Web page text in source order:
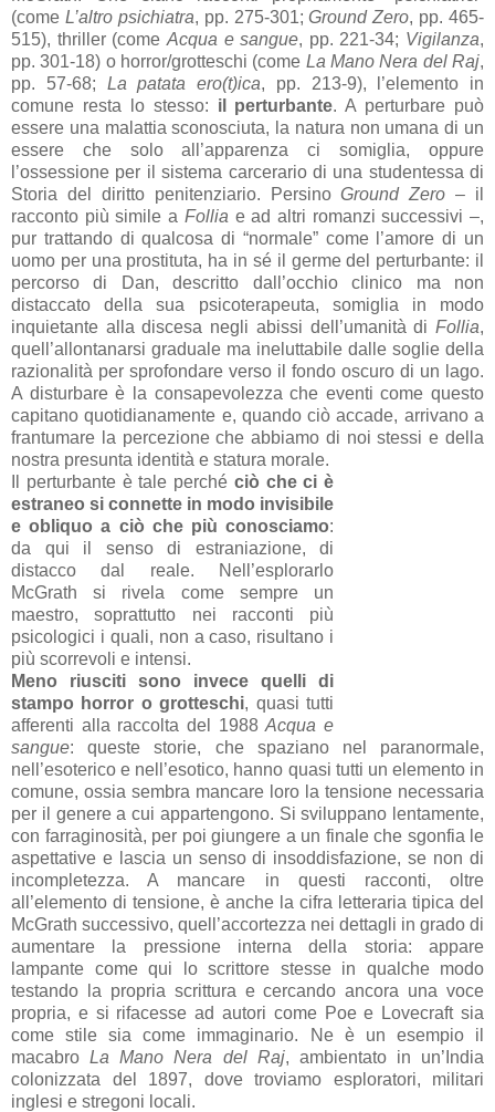
(come L’altro psichiatra, pp. 275-301;Ground Zero, pp. 465-
515), thriller (come Acqua e sangue, pp. 221-34; Vigilanza,
pp. 301-18) o horror/grotteschi (come La Mano Nera del Raj,
pp. 57-68; La patata ero(t)ica, pp. 213-9), l’elemento in
comune resta lo stesso: il perturbante. A perturbare può
essere una malattia sconosciuta, la natura non umana di un
essere che solo all’apparenza ci somiglia, oppure
l’ossessione per il sistema carcerario di una studentessa di
Storia del diritto penitenziario. PersinoGround Zero – il
racconto più simile a Follia e ad altri romanzi successivi –,
pur trattando di qualcosa di “normale” come l’amore di un
uomo per una prostituta, ha in sé il germe del perturbante: il
percorso di Dan, descritto dall’occhio clinico ma non
distaccato della sua psicoterapeuta, somiglia in modo
inquietante alla discesa negli abissi dell’umanità di Follia,
quell’allontanarsi graduale ma ineluttabile dalle soglie della
razionalità per sprofondare verso il fondo oscuro di un lago.
A disturbare è la consapevolezza che eventi come questo
capitano quotidianamente e, quando ciò accade, arrivano a
frantumare la percezione che abbiamo di noi stessi e della
nostra presunta identità e statura morale.
Il perturbante è tale perché ciò che ci è
estraneo si connette in modo invisibile
e obliquo a ciò che più conosciamo:
da qui il senso di estraniazione, di
distacco dal reale.
Nell’esplorarlo
McGrath si rivela come sempre un
maestro, soprattutto nei racconti più
psicologici i quali, non a caso, risultano i
più scorrevoli e intensi.
Meno riusciti sono invece quelli di
stampo horror o grotteschi, quasi tutti
afferenti alla raccolta del 1988Acqua e
sangue: queste storie, che spaziano nel paranormale,
nell’esoterico e nell’esotico, hanno quasi tutti un elemento in
comune, ossia sembra mancare loro la tensione necessaria
per il genere a cui appartengono. Si sviluppano lentamente,
con farraginosità, per poi giungere a un finale che sgonfia le
aspettative e lascia un senso di insoddisfazione, se non di
incompletezza. A mancare in questi racconti, oltre
all’elemento di tensione, è anche la cifra letteraria tipica del
McGrath successivo, quell’accortezza nei dettagli in grado di
aumentare la pressione interna della storia: appare
lampante come qui lo scrittore stesse in qualche modo
testando la propria scrittura e cercando ancora una voce
propria, e si rifacesse ad autori come Poe e Lovecraft sia
come stile sia come immaginario. Ne è un esempio il
macabroLa Mano Nera del Raj, ambientato in un’India
colonizzata del 1897, dove troviamo esploratori, militari
inglesi e stregoni locali.